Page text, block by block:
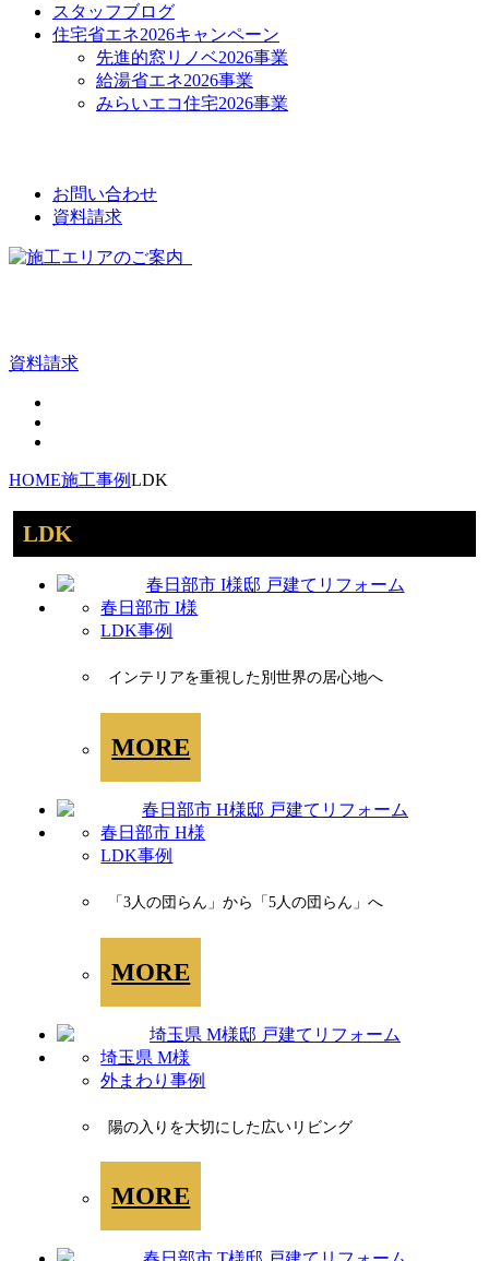
スタッフブログ
住宅省エネ2026キャンペーン
先進的窓リノベ2026事業
給湯省エネ2026事業
みらいエコ住宅2026事業
お問い合わせ
資料請求
資料請求
HOME施工事例LDK
LDK
春日部市 I様
LDK事例
インテリアを重視した別世界の居心地へ
MORE
春日部市 H様
LDK事例
「3人の団らん」から「5人の団らん」へ
MORE
埼玉県 M様
外まわり事例
陽の入りを大切にした広いリビング
MORE